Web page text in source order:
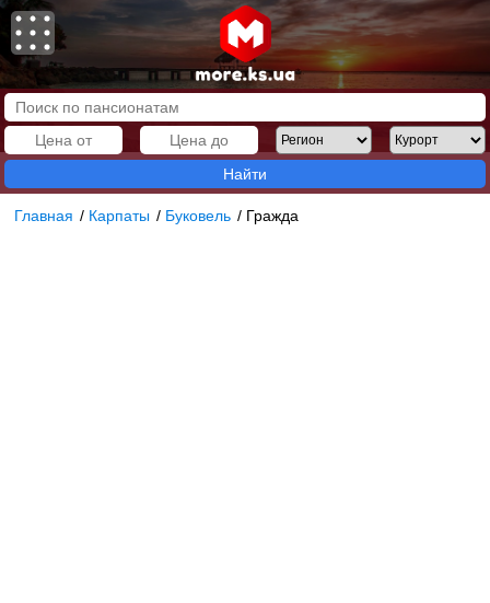
Найти
Главная / Карпаты / Буковель / Гражда